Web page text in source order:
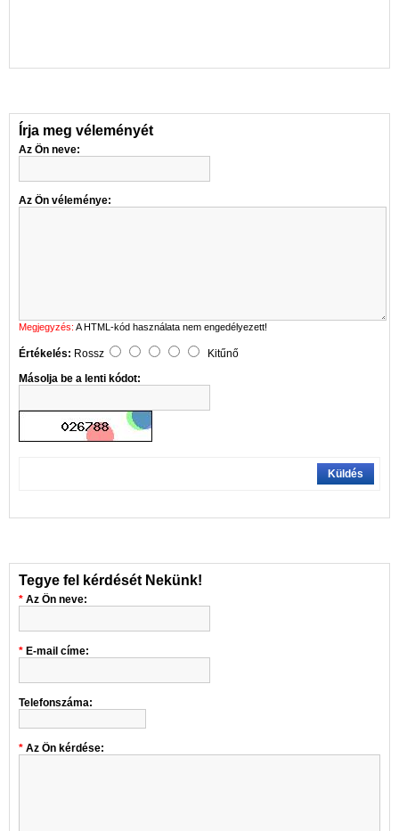
Írja meg véleményét
Az Ön neve:
Az Ön véleménye:
Megjegyzés: A HTML-kód használata nem engedélyezett!
Értékelés: Rossz
Kitűnő
Másolja be a lenti kódot:
Küldés
Tegye fel kérdését Nekünk!
Az Ön neve:
E-mail címe:
Telefonszáma:
Az Ön kérdése: